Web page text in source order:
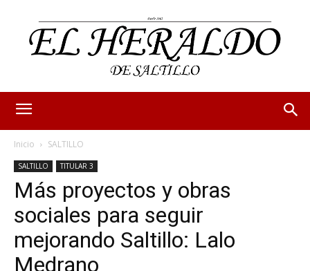
Inicio SALTILLO
SALTILLO TITULAR 3
Más proyectos y obras
sociales para seguir
mejorando Saltillo: Lalo
Medrano